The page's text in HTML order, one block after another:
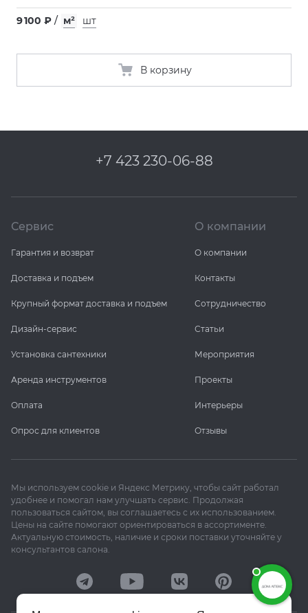
9 100 ₽ / м² шт
В корзину
+7 423 230-06-88
Сервис
Гарантия и возврат
Доставка и подъем
Крупный формат доставка и подъем
Дизайн-сервис
Установка сантехники
Аренда инструментов
Оплата
Опрос для клиентов
О компании
О компании
Контакты
Сотрудничество
Статьи
Мероприятия
Проекты
Интерьеры
Отзывы
Мы используем cookie и Яндекс Метрику, чтобы сайт работал
удобнее и помогал нам улучшать сервис. Продолжая
пользоваться сайтом, вы соглашаетесь с их использованием.
Цены на сайте помогают ориентироваться в ассортименте.
Актуальную стоимость, наличие и сроки поставки уточняйте у
консультантов салона.